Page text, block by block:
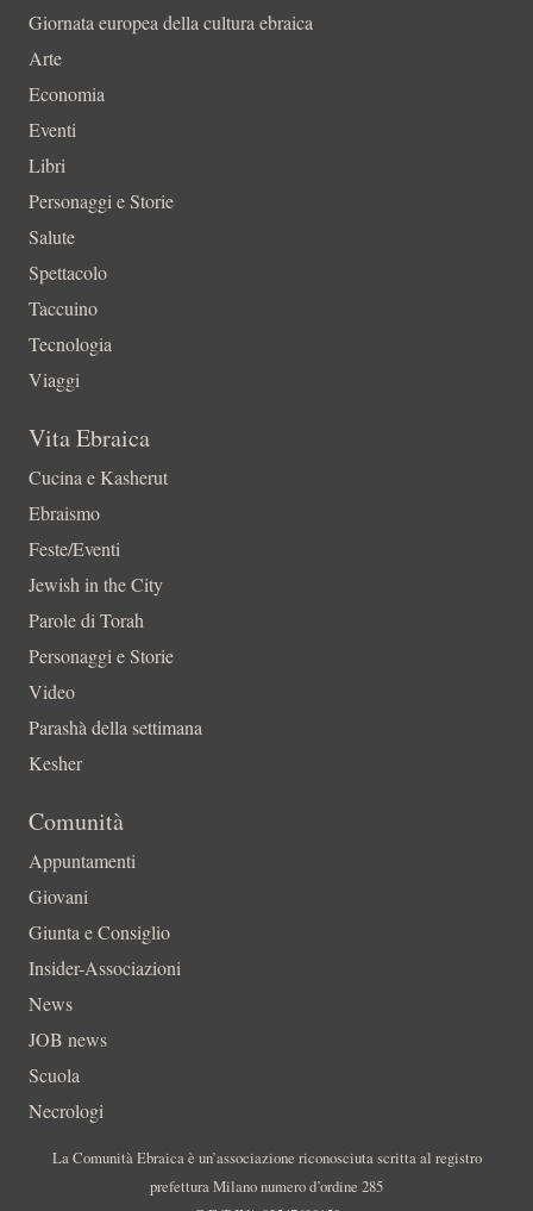
Giornata europea della cultura ebraica
Arte
Economia
Eventi
Libri
Personaggi e Storie
Salute
Spettacolo
Taccuino
Tecnologia
Viaggi
Vita Ebraica
Cucina e Kasherut
Ebraismo
Feste/Eventi
Jewish in the City
Parole di Torah
Personaggi e Storie
Video
Parashà della settimana
Kesher
Comunità
Appuntamenti
Giovani
Giunta e Consiglio
Insider-Associazioni
News
JOB news
Scuola
Necrologi
La Comunità Ebraica è un’associazione riconosciuta scritta al registro
prefettura Milano numero d’ordine 285